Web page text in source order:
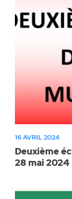
Santé & sécurité
Travaux publics
16 AVRIL 2024
Deuxième
28 mai 2024